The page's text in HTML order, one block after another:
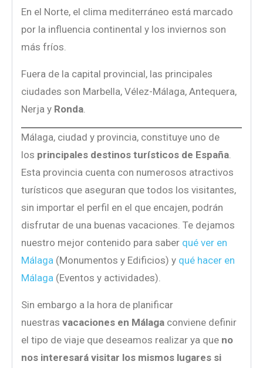
En el Norte, el clima mediterráneo está marcado
por la influencia continental y los inviernos son
más fríos.
Fuera de la capital provincial, las principales
ciudades son Marbella, Vélez-Málaga, Antequera,
Nerja y Ronda
Málaga, ciudad y provincia, constituye uno de
los principales destinos turísticos de España
Esta provincia cuenta con numerosos atractivos
turísticos que aseguran que todos los visitantes,
sin importar el perfil en el que encajen, podrán
disfrutar de una buenas vacaciones. Te dejamos
nuestro mejor contenido para saber qué ver en
Málaga (Monumentos y Edificios) y qué hacer en
Málaga (Eventos y actividades).
Sin embargo a la hora de planificar
nuestras vacaciones en Málaga conviene definir
el tipo de viaje que deseamos realizar ya que no
nos interesará visitar los mismos lugares si